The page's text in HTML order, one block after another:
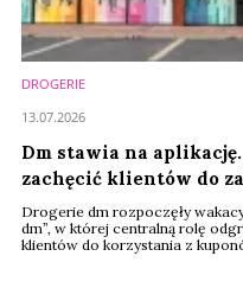
DROGERIE
Dm stawia na
zachęcić klientów do
Drogerie dm rozpoczęły
dm”, w której centralną rolę
klientów do korzystania z
13.07.2026